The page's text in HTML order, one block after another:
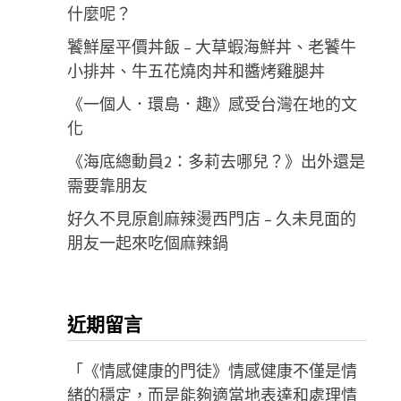
什麼呢？
饕鮮屋平價丼飯 – 大草蝦海鮮丼、老饕牛
小排丼、牛五花燒肉丼和醬烤雞腿丼
《一個人．環島．趣》感受台灣在地的文
化
《海底總動員2：多莉去哪兒？》出外還是
需要靠朋友
好久不見原創麻辣燙西門店 – 久未見面的
朋友一起來吃個麻辣鍋
近期留言
「 《情感健康的門徒》情感健康不僅是情
緒的穩定，而是能夠適當地表達和處理情